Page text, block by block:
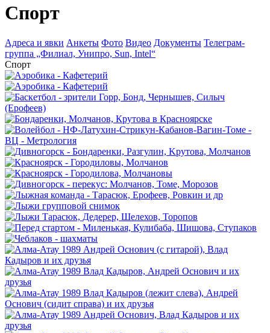
Спорт
Адреса и явки Анкеты Фото Видео Документы Телеграм-
группа „Филиал, Унипро, Sun, Intel“
Спорт